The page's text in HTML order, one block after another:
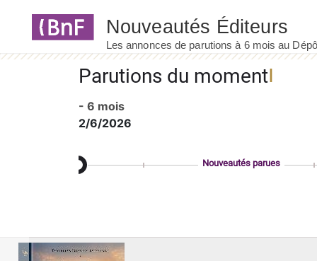
Parutions du moment
- 6 mois
2/6/2026
Nouveautés parues